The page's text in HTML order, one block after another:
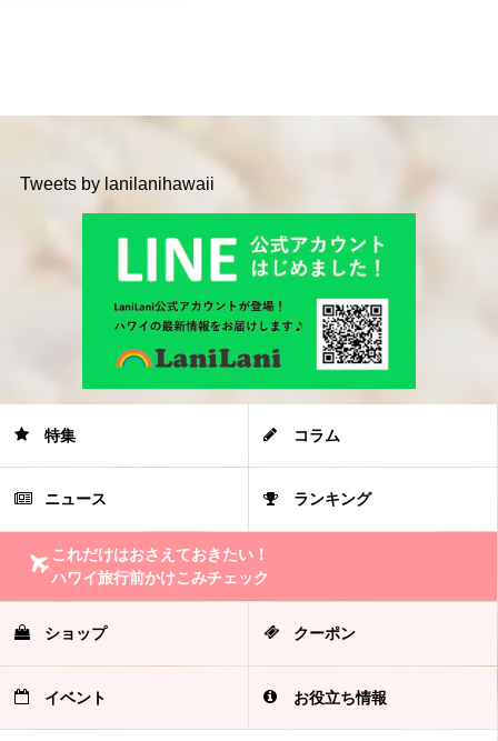
Tweets by lanilanihawaii
特集 コラム
ニュース ランキング
これだけはおさえておきたい！
ハワイ旅行前かけこみチェック
ショップ クーポン
イベント お役立ち情報